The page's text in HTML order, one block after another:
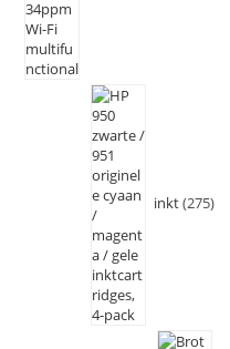
inkt 275